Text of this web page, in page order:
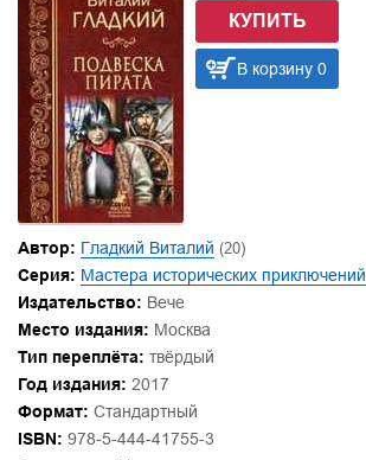
КУПИТЬ
В корзину 0
Автор: Гладкий Виталий (20)
Серия: Мастера исторических приключений
Издательство: Вече
Место издания: Москва
Тип переплёта: твёрдый
Год издания: 2017
Формат: Стандартный
ISBN: 978-5-444-41755-3